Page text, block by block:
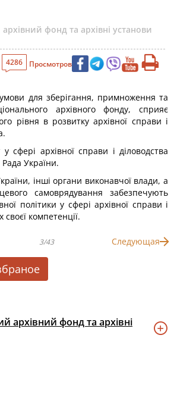
фонд та архівні установи
4286 Просмотров
для зберігання, примноження та
архівного фонду, сприяє
рівня в розвитку архівної справи і
сфері архівної справи і діловодства
України.
інші органи виконавчої влади, а
самоврядування забезпечують
політики у сфері архівної справи і
компетенції.
3/43 Следующая
архівний фонд та архівні